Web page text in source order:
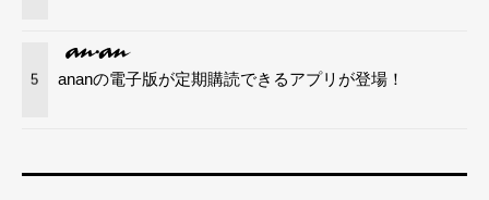
5 ananの電子版が定期購読できるアプリが登場！